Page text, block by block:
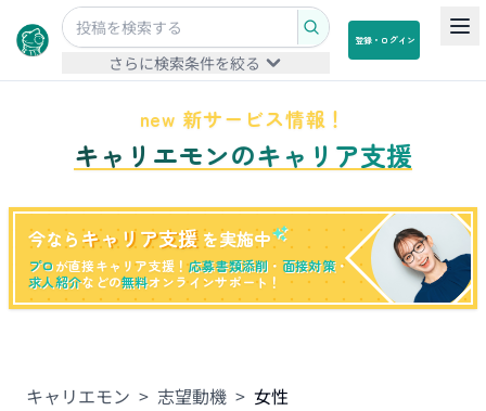
さらに検索条件を絞る
登録・ログイン
new 新サービス情報！
キャリエモンのキャリア支援
今なら キャリア支援 を実施中
プロが直接キャリア支援！応募書類添削 ・ 面接対策・
求人紹介などの無料オンラインサポート！
キャリエモン > 志望動機 > 女性